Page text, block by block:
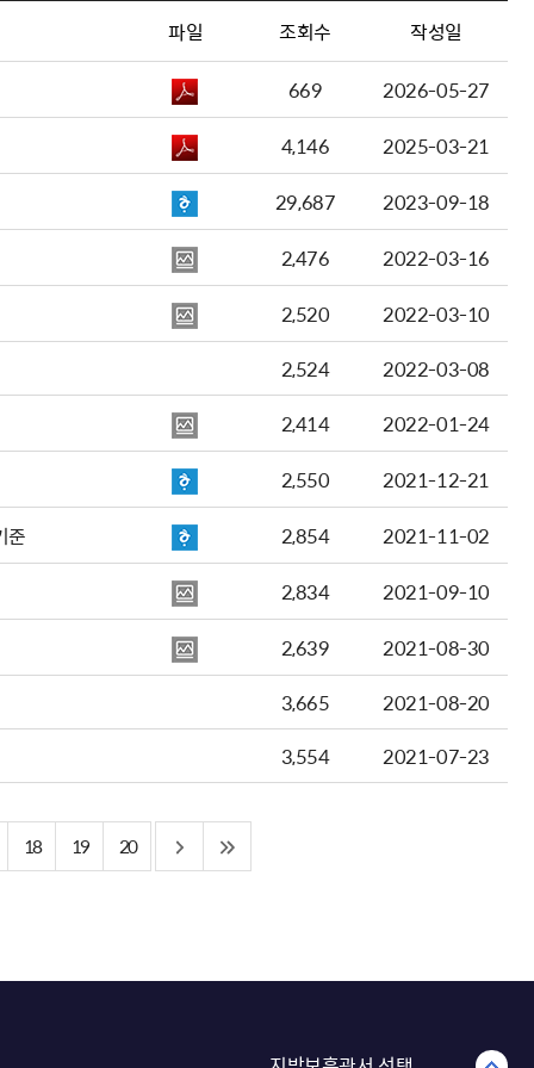
파일 조회수 작성일
669
2026-05-27
4,146
2025-03-21
29,687
2023-09-18
2,476
2022-03-16
2,520
2022-03-10
2,524
2022-03-08
2,414
2022-01-24
2,550
2021-12-21
준
2,854
2021-11-02
2,834
2021-09-10
2,639
2021-08-30
3,665
2021-08-20
3,554
2021-07-23
18 19 20